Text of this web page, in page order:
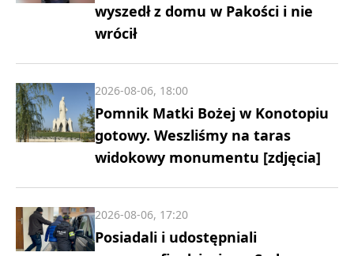
wyszedł z domu w Pakości i nie
wrócił
Pomnik Matki Bożej w Konotopiu
gotowy. Weszliśmy na taras
widokowy monumentu [zdjęcia]
2026-08-06, 18:00
Posiadali i udostępniali
2026-08-06, 17:20